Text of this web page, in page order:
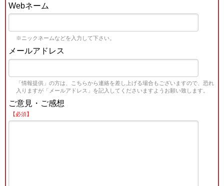
Webネーム
※ニックネームなどを入力して下さい。
メールアドレス
「情報提供」の方は、こちらから連絡を差し上げる場合もございますので、恐れ
入りますが「メールアドレス」を記入してくださいますようお願い致します。
ご意見・ご感想
【必須】